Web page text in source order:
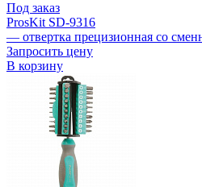
Под заказ
ProsKit SD-9316
— отвертка прецизионная со
Запросить цену
В корзину